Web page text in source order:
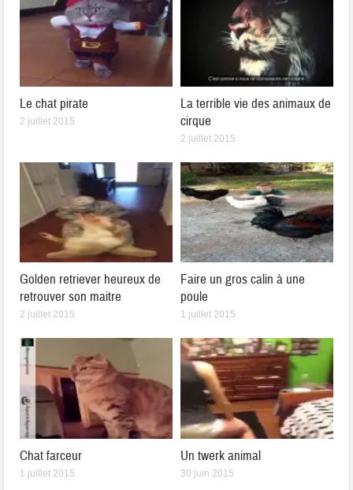
Le chat pirate
2 juillet 2015
La terrible vie des animaux de
cirque
2 juillet 2015
Golden retriever heureux de
retrouver son maitre
2 juillet 2015
Faire un gros calin à une
poule
1 juillet 2015
Chat farceur
1 juillet 2015
Un twerk animal
30 juin 2015